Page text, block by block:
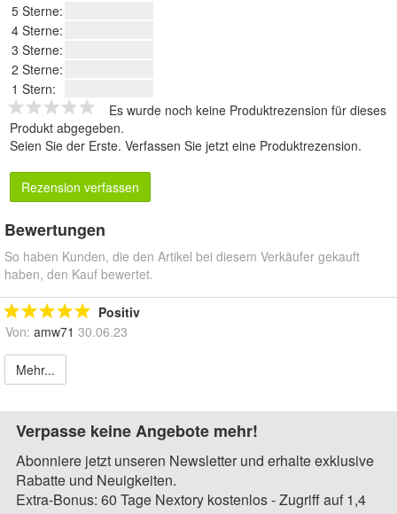
5 Sterne:
4 Sterne:
3 Sterne:
2 Sterne:
1 Stern:
Es wurde noch keine Produktrezension für dieses
Produkt abgegeben.
Seien Sie der Erste. Verfassen Sie jetzt eine Produktrezension.
Rezension verfassen
Bewertungen
So haben Kunden, die den Artikel bei diesem Verkäufer gekauft
haben, den Kauf bewertet.
Positiv
Von: amw71 30.06.23
Mehr...
Verpasse keine Angebote mehr!
Abonniere jetzt unseren Newsletter und erhalte exklusive
Rabatte und Neuigkeiten.
Extra-Bonus: 60 Tage Nextory kostenlos - Zugriff auf 1,4